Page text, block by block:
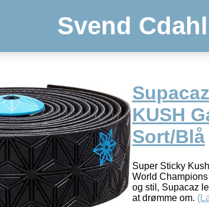
Svend Cdahl
KUSH
Sort/Blå
Super Sticky
World
og stil, Supacaz
at drømme om.